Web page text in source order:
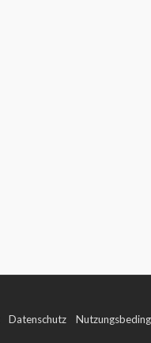
Datenschutz